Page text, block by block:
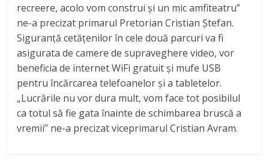
recreere, acolo vom construi și un mic amfiteatru”
ne-a precizat primarul Pretorian Cristian Ștefan.
Siguranță cetățenilor în cele două parcuri va fi
asigurata de camere de supraveghere video, vor
beneficia de internet WiFi gratuit și mufe USB
pentru încărcarea telefoanelor și a tabletelor.
„Lucrările nu vor dura mult, vom face tot posibilul
ca totul să fie gata înainte de schimbarea bruscă a
vremii” ne-a precizat viceprimarul Cristian Avram.